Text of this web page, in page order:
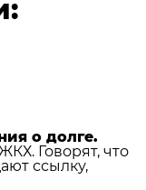
о долге.
Говорят, что
ссылку,